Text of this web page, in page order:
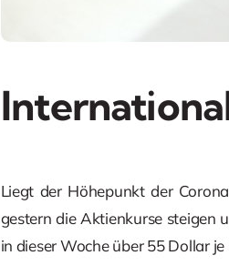
Liegt der Höhepunkt der
gestern die Aktienkurse steigen
in dieser Woche über 55 Dollar je